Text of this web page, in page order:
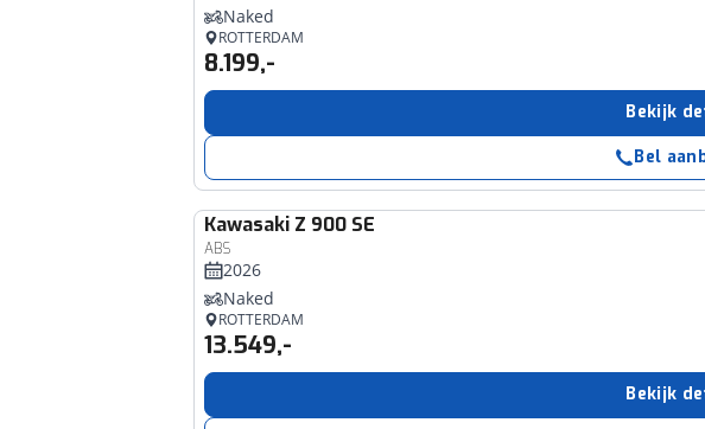
Naked
ROTTERDAM
8.199,-
Bekijk
Bel
Kawasaki Z 900 SE
ABS
2026
Naked
ROTTERDAM
13.549,-
Bekijk